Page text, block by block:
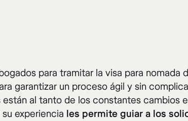
para tramitar la visa para nomada
garantizar un proceso ágil y sin
están al tanto de los constantes cambios
experiencia les permite guiar a los